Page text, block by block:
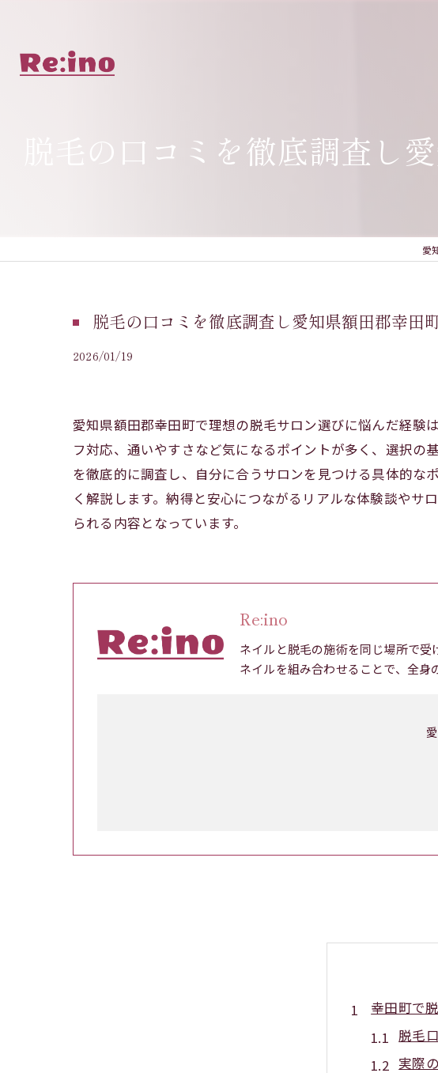
脱毛の口コミを徹底調査し
愛
脱毛の口コミを徹底調査し愛知県額田郡幸田
2026/01/19
愛知県額田郡幸田町で理想の脱毛サロン選びに悩んだ経験
フ対応、通いやすさなど気になるポイントが多く、選択
を徹底的に調査し、自分に合うサロンを見つける具体的
く解説します。納得と安心につながるリアルな体験談や
られる内容となっています。
Re:ino
ネイルと脱毛の施術を同じ場所で
ネイルを組み合わせることで、全身
幸田町で
脱毛
実際